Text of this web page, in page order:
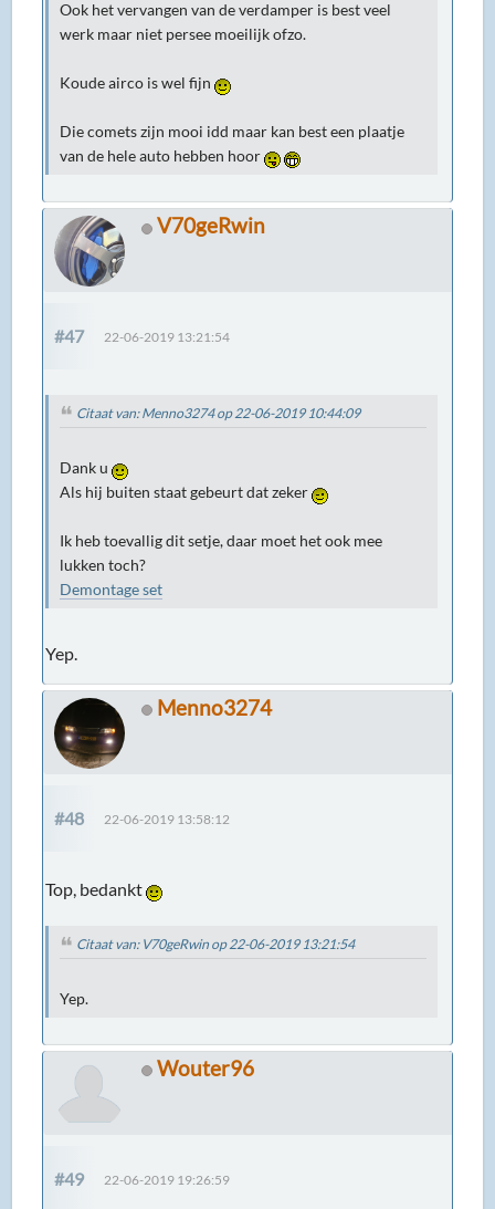
Ook het vervangen van de verdamper is best veel
werk maar niet persee moeilijk ofzo.
Koude airco is wel fijn
Die comets zijn mooi idd maar kan best een plaatje
van de hele auto hebben hoor
V70geRwin
#47 22-06-2019 13:21:54
Citaat van: Menno3274 op 22-06-2019 10:44:09
Dank u
Als hij buiten staat gebeurt dat zeker
Ik heb toevallig dit setje, daar moet het ook mee
lukken toch?
Demontage set
Yep.
Menno3274
#48 22-06-2019 13:58:12
Top, bedankt
Citaat van: V70geRwin op 22-06-2019 13:21:54
Yep.
Wouter96
#49 22-06-2019 19:26:59